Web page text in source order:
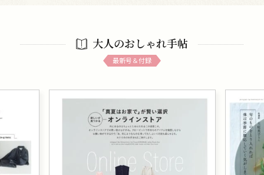
大人のおしゃれ手帖
最新号＆付録